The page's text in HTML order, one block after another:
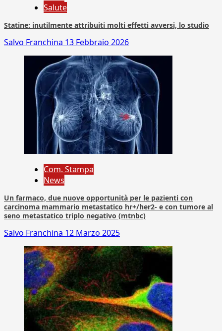
Salute
Statine: inutilmente attribuiti molti effetti avversi, lo studio
Salvo Franchina 13 Febbraio 2026
Com. Stampa
News
Un farmaco, due nuove opportunità per le pazienti con
carcinoma mammario metastatico hr+/her2- e con tumore al
seno metastatico triplo negativo (mtnbc)
Salvo Franchina 12 Marzo 2025